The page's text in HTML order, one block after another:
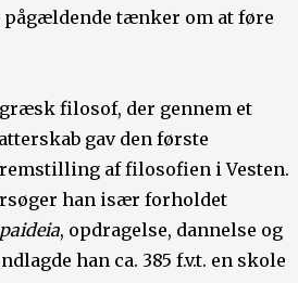
pågældende tænker om at føre
græsk filosof, der gennem et
gav den første
af filosofien i Vesten.
han især forholdet
paideia, opdragelse, dannelse og
han ca. 385 f.v.t. en skole